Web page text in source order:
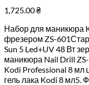
1,725.00₴
Набор для маникюра
фрезером ZS-
Sun 5 Led+UV 48 Вт
маникюра Nail Drill
Kodi Professional 8 мл
гель лака Kodi 8 мл5.